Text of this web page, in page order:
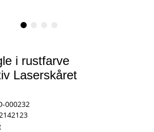
i rustfarve
Laserskåret
000232